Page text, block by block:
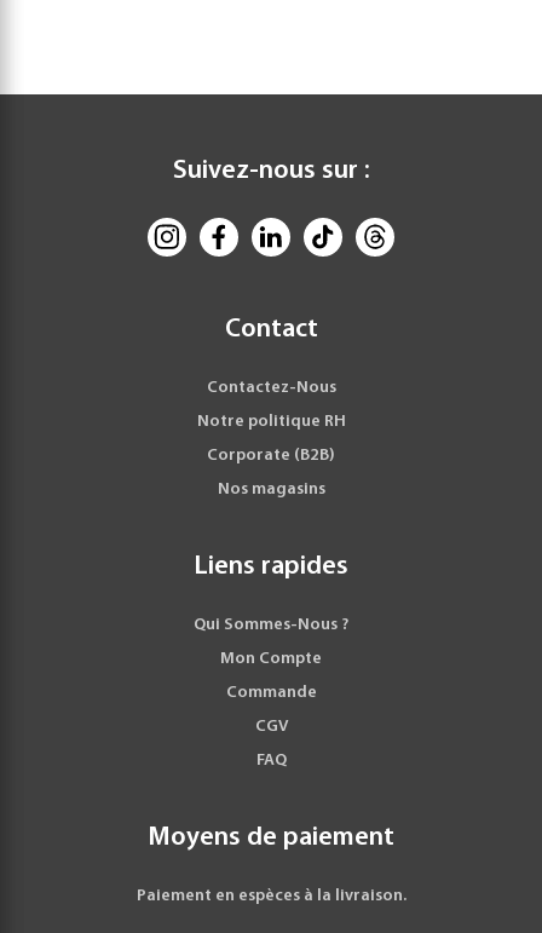
Suivez-nous sur :
Contact
Contactez-Nous
Notre politique RH
Corporate (B2B)
Nos magasins
Liens rapides
Qui Sommes-Nous ?
Mon Compte
Commande
CGV
FAQ
Moyens de paiement
Paiement en espèces à la livraison.